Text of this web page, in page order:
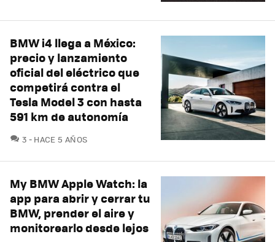
BMW i4 llega a México:
precio y lanzamiento
oficial del eléctrico que
competirá contra el
Tesla Model 3 con hasta
591 km de autonomía
3 COMENTARIOS
HACE 5 AÑOS
My BMW Apple Watch: la
app para abrir y cerrar tu
BMW, prender el aire y
monitorearlo desde lejos